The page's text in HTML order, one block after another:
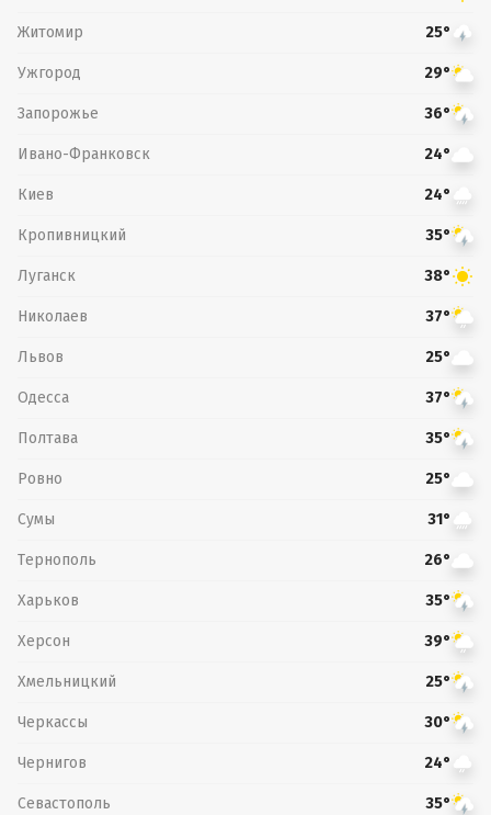
Житомир 25°
Ужгород 29°
Запорожье 36°
Ивано-Франковск 24°
Киев 24°
Кропивницкий 35°
Луганск 38°
Николаев 37°
Львов 25°
Одесса 37°
Полтава 35°
Ровно 25°
Сумы 31°
Тернополь 26°
Харьков 35°
Херсон 39°
Хмельницкий 25°
Черкассы 30°
Чернигов 24°
Севастополь 35°